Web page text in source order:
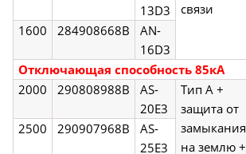
связи
13D3
1600
284908668B
AN-
16D3
Отключающая способность 85кА
2000
290808988B
AS-
20E3
Тип А +
защита от
замыкания
на землю +
2500 290907968B
AS-
25E3